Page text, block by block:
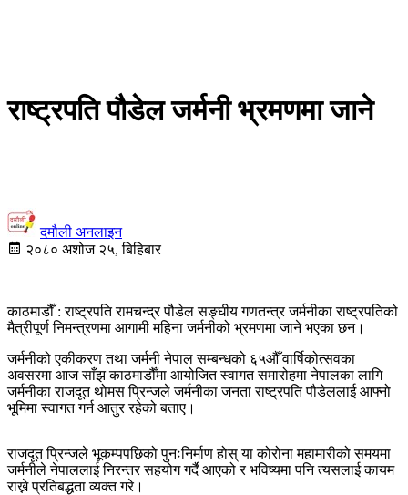
राष्ट्रपति पौडेल जर्मनी भ्रमणमा जाने
दमौली अनलाइन
२०८० अशोज २५, बिहिबार
काठमाडौँ : राष्ट्रपति रामचन्द्र पौडेल सङ्घीय गणतन्त्र जर्मनीका राष्ट्रपतिको
मैत्रीपूर्ण निमन्त्रणमा आगामी महिना जर्मनीको भ्रमणमा जाने भएका छन।
जर्मनीको एकीकरण तथा जर्मनी नेपाल सम्बन्धको ६५औँ वार्षिकोत्सवका
अवसरमा आज साँझ काठमाडौँमा आयोजित स्वागत समारोहमा नेपालका लागि
जर्मनीका राजदूत थोमस प्रिन्जले जर्मनीका जनता राष्ट्रपति पौडेललाई आफ्नो
भूमिमा स्वागत गर्न आतुर रहेको बताए।
राजदूत प्रिन्जले भूकम्पपछिको पुनःनिर्माण होस् या कोरोना महामारीको समयमा
जर्मनीले नेपाललाई निरन्तर सहयोग गर्दै आएको र भविष्यमा पनि त्यसलाई कायम
राख्ने प्रतिबद्धता व्यक्त गरे।